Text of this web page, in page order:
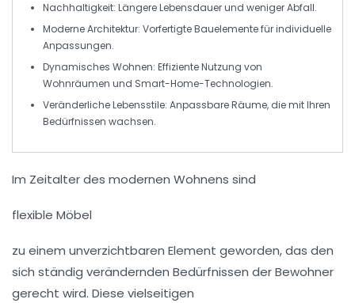
Nachhaltigkeit: Längere Lebensdauer und weniger Abfall.
Moderne Architektur: Vorfertigte Bauelemente für individuelle
Anpassungen.
Dynamisches Wohnen: Effiziente Nutzung von
Wohnräumen und Smart-Home-Technologien.
Veränderliche Lebensstile: Anpassbare Räume, die mit Ihren
Bedürfnissen wachsen.
Im Zeitalter des modernen Wohnens sind
flexible Möbel
zu einem unverzichtbaren Element geworden, das den
sich ständig verändernden Bedürfnissen der Bewohner
gerecht wird. Diese vielseitigen